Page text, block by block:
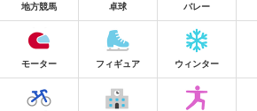
地方競馬 卓球 バレー
モーター フィギュア ウィンター